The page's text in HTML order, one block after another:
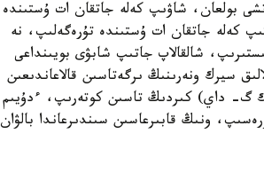
بولعان، شاۋىپ كەلە جاتقان ات ۇستىندە
كەلە جاتقان ات ۇستىندە تۇرەگەلىپ، نە
شالقالاپ جاتىپ شابۋى بويىنداعى
سيرك ونەرىنىڭ ىرگەتاسىن قالاعاندىعىن
كوكشەتاۋ قالاسىنداعى ۇلكەن جيىنداردا 51 پۇت (830ك گ- داي) كىردىڭ تاسىن كوتەرىپ، ءدۇيىم
كورەنمەن كۇرەسىپ، ونىڭ قابىرعاسىن سىندىرعاندا بالۋان